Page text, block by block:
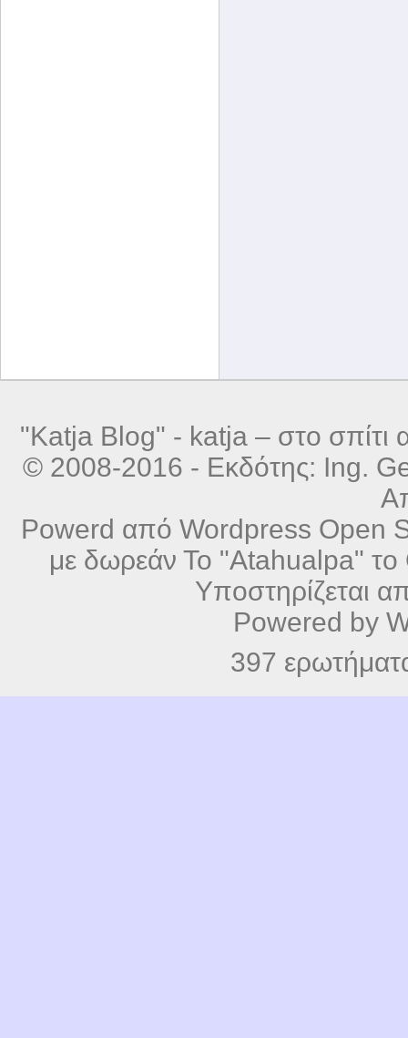
"Katja Blog" - katja – στο σπίτι
© 2008-2016 - Εκδότης: Ing.
Powerd από Wordpress Open
με δωρεάν Το "Atahualpa"
Υποστηρίζεται
Powered by
397